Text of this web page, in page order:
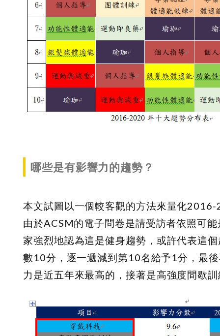
哪些是有影響力的趨勢？
本文試圖以一個較客觀的方法來量化
由於ACSM的電子問卷是請受訪者依照可
家強烈地認為這是健身趨勢，或許代表這
數10分，逐一遞減到第10名給予1分，最
力是近五年來最高的，接著是高強度間歇